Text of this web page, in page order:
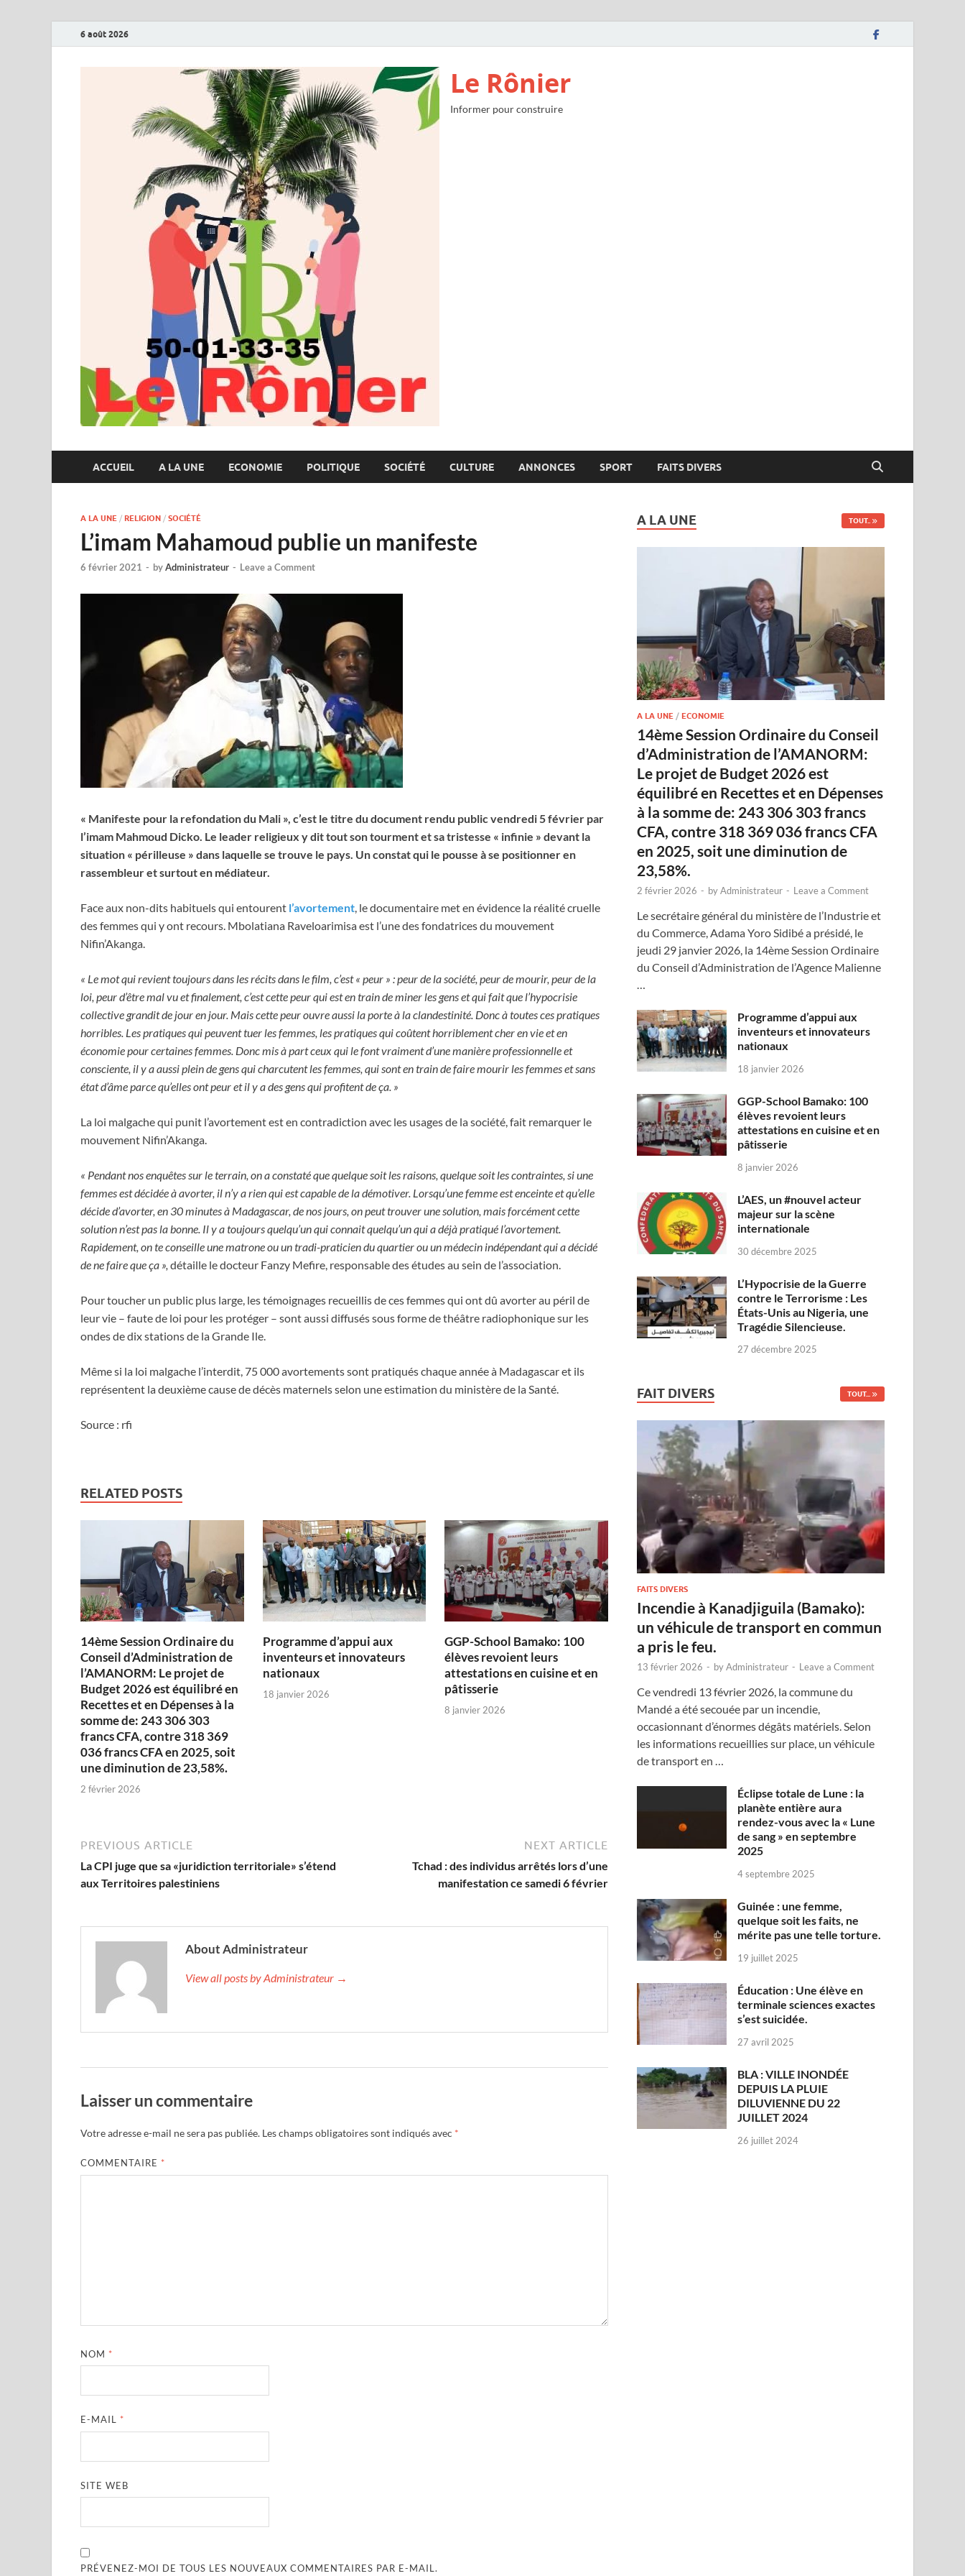
6 août 2026
Le Rônier
Informer pour construire
ACCUEIL A LA UNE ECONOMIE POLITIQUE SOCIÉTÉ CULTURE ANNONCES SPORT FAITS DIVERS
A LA UNE / RELIGION / SOCIÉTÉ
L’imam Mahamoud publie un manifeste
6 février 2021 - byAdministrateur - Leave a Comment
« Manifeste pour la refondation du Mali », c’est le titre du document rendu public vendredi 5 février par
l’imam Mahmoud Dicko. Le leader religieux y dit tout son tourment et sa tristesse « infinie » devant la
situation « périlleuse » dans laquelle se trouve le pays. Un constat qui le pousse à se positionner en
rassembleur et surtout en médiateur.
Face aux non-dits habituels qui entourent l’avortement, le documentaire met en évidence la réalité cruelle
des femmes qui y ont recours. Mbolatiana Raveloarimisa est l’une des fondatrices du mouvement
Nifin’Akanga.
« Le mot qui revient toujours dans les récits dans le film, c’est « peur » : peur de la société, peur de mourir, peur de la
loi, peur d’être mal vu et finalement, c’est cette peur qui est en train de miner les gens et qui fait que l’hypocrisie
collective grandit de jour en jour. Mais cette peur ouvre aussi la porte à la clandestinité. Donc à toutes ces pratiques
horribles. Les pratiques qui peuvent tuer les femmes, les pratiques qui coûtent horriblement cher en vie et en
économie pour certaines femmes. Donc mis à part ceux qui le font vraiment d’une manière professionnelle et
consciente, il y a aussi plein de gens qui charcutent les femmes, qui sont en train de faire mourir les femmes et sans
état d’âme parce qu’elles ont peur et il y a des gens qui profitent de ça. »
La loi malgache qui punit l’avortement est en contradiction avec les usages de la société, fait remarquer le
mouvement Nifin’Akanga.
« Pendant nos enquêtes sur le terrain, on a constaté que quelque soit les raisons, quelque soit les contraintes, si une
femmes est décidée à avorter, il n’y a rien qui est capable de la démotiver. Lorsqu’une femme est enceinte et qu’elle
décide d’avorter, en 30 minutes à Madagascar, de nos jours, on peut trouver une solution, mais forcément cette
solution n’est pas la bonne. Il y a toujours quelqu’un qui connait quelqu’un qui a déjà pratiqué l’avortement.
Rapidement, on te conseille une matrone ou un tradi-praticien du quartier ou un médecin indépendant qui a décidé
de ne faire que ça », détaille le docteur Fanzy Mefire, responsable des études au sein de l’association.
Pour toucher un public plus large, les témoignages recueillis de ces femmes qui ont dû avorter au péril de
leur vie – faute de loi pour les protéger – sont aussi diffusés sous forme de théâtre radiophonique sur les
ondes de dix stations de la Grande Ile.
Même si la loi malgache l’interdit, 75 000 avortements sont pratiqués chaque année à Madagascar et ils
représentent la deuxième cause de décès maternels selon une estimation du ministère de la Santé.
Source : rfi
RELATED POSTS
14ème Session Ordinaire du
Conseil d’Administration de
l’AMANORM: Le projet de
Budget 2026 est équilibré en
Recettes et en Dépenses à la
somme de: 243 306 303
francs CFA, contre 318 369
036 francs CFA en 2025, soit
une diminution de 23,58%.
2 février 2026
Programme d’appui aux
inventeurs et innovateurs
nationaux
18 janvier 2026
GGP-School Bamako: 100
élèves revoient leurs
attestations en cuisine et en
pâtisserie
8 janvier 2026
PREVIOUS ARTICLE
La CPI juge que sa «juridiction territoriale» s’étend
aux Territoires palestiniens
NEXT ARTICLE
Tchad : des individus arrêtés lors d’une
manifestation ce samedi 6 février
About Administrateur
View all posts by Administrateur →
Laisser un commentaire
Votre adresse e-mail ne sera pas publiée. Les champs obligatoires sont indiqués avec *
COMMENTAIRE *
NOM *
E-MAIL *
SITE WEB
PRÉVENEZ-MOI DE TOUS LES NOUVEAUX COMMENTAIRES PAR E-MAIL.
A LA UNE TOUT..
A LA UNE /ECONOMIE
14ème Session Ordinaire du Conseil
d’Administration de l’AMANORM:
Le projet de Budget 2026 est
équilibré en Recettes et en Dépenses
à la somme de: 243 306 303 francs
CFA, contre 318 369 036 francs CFA
en 2025, soit une diminution de
23,58%.
2 février 2026 - byAdministrateur - Leave a Comment
Le secrétaire général du ministère de l’Industrie et
du Commerce, Adama Yoro Sidibé a présidé, le
jeudi 29 janvier 2026, la 14ème Session Ordinaire
du Conseil d’Administration de l’Agence Malienne
…
Programme d’appui aux
inventeurs et innovateurs
nationaux
18 janvier 2026
GGP-School Bamako: 100
élèves revoient leurs
attestations en cuisine et en
pâtisserie
8 janvier 2026
L’AES, un #nouvel acteur
majeur sur la scène
internationale
30 décembre 2025
L’Hypocrisie de la Guerre
contre le Terrorisme : Les
États-Unis au Nigeria, une
Tragédie Silencieuse.
27 décembre 2025
FAIT DIVERS TOUT...
FAITS DIVERS
Incendie à Kanadjiguila (Bamako):
un véhicule de transport en commun
a pris le feu.
13 février 2026 - byAdministrateur - Leave a Comment
Ce vendredi 13 février 2026, la commune du
Mandé a été secouée par un incendie,
occasionnant d’énormes dégâts matériels. Selon
les informations recueillies sur place, un véhicule
de transport en …
Éclipse totale de Lune : la
planète entière aura
rendez-vous avec la « Lune
de sang » en septembre
2025
4 septembre 2025
Guinée : une femme,
quelque soit les faits, ne
mérite pas une telle torture.
19 juillet 2025
Éducation : Une élève en
terminale sciences exactes
s’est suicidée.
27 avril 2025
BLA : VILLE INONDÉE
DEPUIS LA PLUIE
DILUVIENNE DU 22
JUILLET 2024
26 juillet 2024